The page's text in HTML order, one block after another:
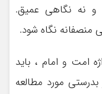
نه نگاهی عمیق.
منصفانه نگاه شود.
امت و امام ، باید
مورد مطالعه